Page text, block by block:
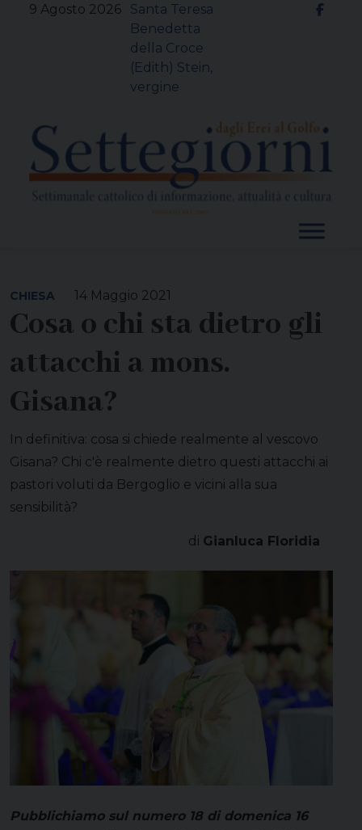
9 Agosto 2026
Santa Teresa
Benedetta
della Croce
(Edith) Stein,
vergine
14 Maggio 2021
CHIESA
Cosa o chi sta dietro gli
attacchi a mons.
Gisana?
In definitiva: cosa si chiede realmente al vescovo
Gisana? Chi c'è realmente dietro questi attacchi ai
pastori voluti da Bergoglio e vicini alla sua
sensibilità?
di Gianluca Floridia
Pubblichiamo sul numero 18 di domenica 16